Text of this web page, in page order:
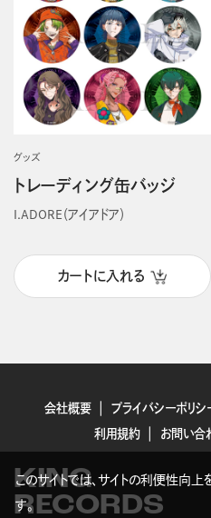
グッズ
トレーディング缶バッジ
I.ADORE（アイアドア）
カートに入れる
会社概要 プライバシーポリシ
利用規約
お問い合
KING
RECORDS
このサイトでは、サイトの利便性向
す。